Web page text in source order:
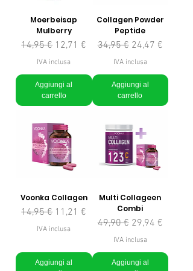
Moerbeisap
Mulberry
Prezzo regolare
14,95 € Prezzo scontato
12,71 €
IVA inclusa
Aggiungi al
carrello
Collagen Powder
Peptide
Prezzo regolare
34,95 € Prezzo scontato
24,47 €
IVA inclusa
Aggiungi al
carrello
Voonka Collagen
Prezzo regolare
14,95 € Prezzo scontato
11,21 €
IVA inclusa
Aggiungi al
Multi Collageen
Combi
Prezzo regolare
49,90 € Prezzo scontato
29,94 €
IVA inclusa
Aggiungi al